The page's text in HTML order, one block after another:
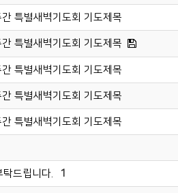
특별새벽기도회 기도제목
특별새벽기도회 기도제목
특별새벽기도회 기도제목
특별새벽기도회 기도제목
특별새벽기도회 기도제목
드립니다. 1